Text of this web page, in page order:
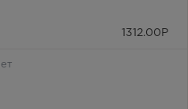
1312.00 Р